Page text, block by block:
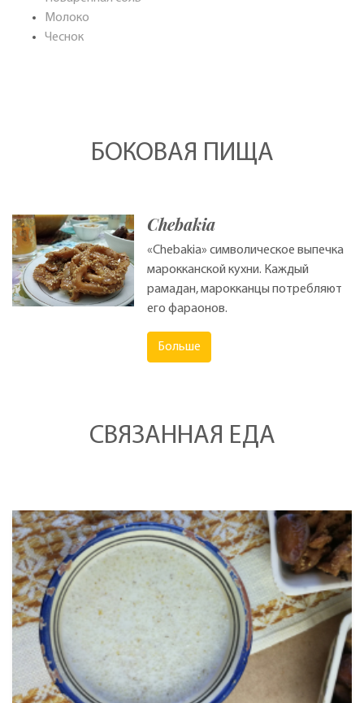
Молоко
Чеснок
БОКОВАЯ ПИЩА
Chebakia
«Chebakia» символическое выпечка
марокканской кухни. Каждый
рамадан, марокканцы потребляют
его фараонов.
Больше
СВЯЗАННАЯ ЕДА